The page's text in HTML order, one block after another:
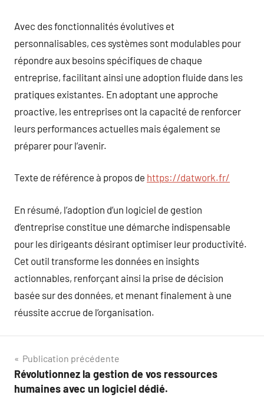
Avec des fonctionnalités évolutives et
personnalisables, ces systèmes sont modulables pour
répondre aux besoins spécifiques de chaque
entreprise, facilitant ainsi une adoption fluide dans les
pratiques existantes. En adoptant une approche
proactive, les entreprises ont la capacité de renforcer
leurs performances actuelles mais également se
préparer pour l’avenir.
Texte de référence à propos de https://datwork.fr/
En résumé, l’adoption d’un logiciel de gestion
d’entreprise constitue une démarche indispensable
pour les dirigeants désirant optimiser leur productivité.
Cet outil transforme les données en insights
actionnables, renforçant ainsi la prise de décision
basée sur des données, et menant finalement à une
réussite accrue de l’organisation.
Navigation
de
Publication précédente
Révolutionnez la gestion de vos ressources
humaines avec un logiciel dédié.